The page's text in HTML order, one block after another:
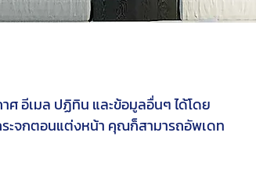
อีเมล ปฏิทิน และข้อมูลอื่นๆ ได้โดย
ะจกตอนแต่งหน้า คุณก็สามารถอัพเดท